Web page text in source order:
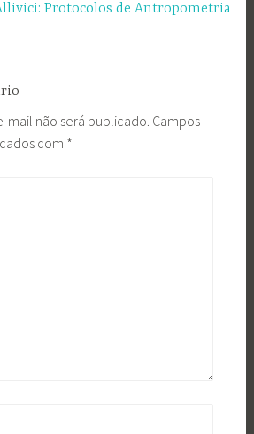
Protocolos de Antropometria
mail não será publicado. Campos
com *